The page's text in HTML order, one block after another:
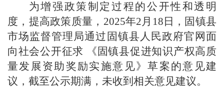
为增强政策制定过程的公开性和透明
度，提高政策质量，2025年2月18日，固镇县
市场监督管理局通过固镇县人民政府官网面
向社会公开征求 《固镇县促进知识产权高质
量发展资助奖励实施意见》草案的意见建
议，截至公示期满，未收到相关意见建议。